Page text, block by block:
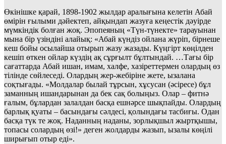
Өкінішке қарай, 1898-1902 жылдар аралығына келетін Абай
өмірін ғылыми дәйектеп, айқындап жазуға кеңестік дәуірде
мүмкіндік болған жоқ. Эпопеяның «Түн-түнекте» тарауынан
мына бір үзіндіні алайық: «Абай күндіз ойлана жүріп, бірнеше
кеш бойы осылайша отырып жазу жазады. Күңгірт көңілден
кешіп өткен ойлар күздің ақ сұрғылт бұлтындай. …Тағы бір
сағаттарда Абай ишан, имам, халфе, хазіреттермен олардың өз
тілінде сөйлеседі. Олардың жер-жебіріне жете, ызалана
соқтығады. «Молдалар былай тұрсын, хұсусан (әсіресе) бұл
заманның ишандарынан да бек сақ болыңыз. Олар – фитнә
ғалым, бұлардан залалдан басқа ешнәрсе шықпайды. Олардың
барлық қуаты – басындағы сәлдесі, қолындағы тасбиғы. Одан
басқа түк те жоқ. Наданның наданы, зорлықшыл жыртқышы,
топасы солардың өзі!» деген жолдарды жазып, ызалы көңілі
ширығып отыр еді».